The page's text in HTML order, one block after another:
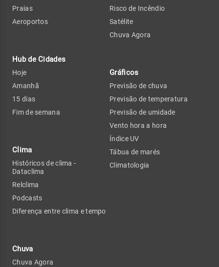
Praias
Aeroportos
Hub de Cidades
Hoje
Amanhã
15 dias
Fim de semana
Clima
Históricos de clima -
Dataclima
Relclima
Podcasts
Diferença entre clima e tempo
Chuva
Chuva Agora
Risco de Incêndio
Satélite
Chuva Agora
Gráficos
Previsão de chuva
Previsão de temperatura
Previsão de umidade
Vento hora a hora
Índice UV
Tábua de marés
Climatologia